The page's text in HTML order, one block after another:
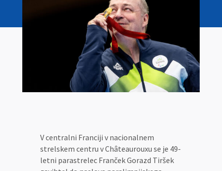
V centralni Franciji v nacionalnem
strelskem centru v Châteaurouxu se je 49-
letni parastrelec Franček Gorazd Tiršek